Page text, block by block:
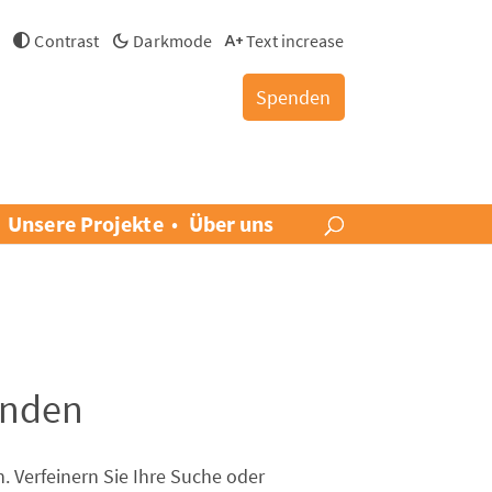
Contrast Darkmode Text increase
Spenden
Unsere Projekte Über uns
Verfeinern Sie Ihre Suche oder